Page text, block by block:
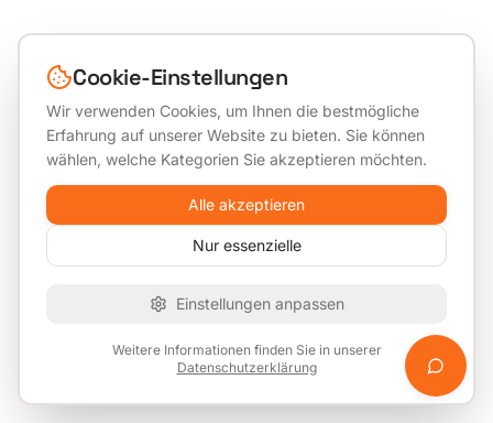
Cookie-Einstellungen
Wir verwenden Cookies, um Ihnen die bestmögliche
Erfahrung auf unserer Website zu bieten. Sie können
wählen, welche Kategorien Sie akzeptieren möchten.
Alle akzeptieren
Nur essenzielle
Einstellungen anpassen
Weitere Informationen finden Sie in unserer
Datenschutzerklärung